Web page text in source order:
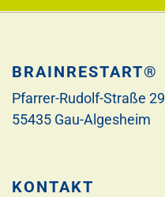
BRAINRESTART®
Pfarrer-Rudolf-Straße 29
55435 Gau-Algesheim
KONTAKT